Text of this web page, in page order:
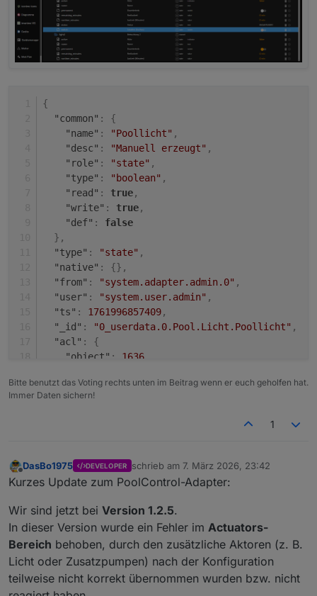
{
"common" :
{
"name" : "Poollicht" ,
"desc" : "Manuell erzeugt" ,
"role" : "state" ,
"type" : "boolean" ,
"read" : true,
"write" : true,
"def" :
false
} ,
"type" : "state" ,
"native" : {} ,
"from" : "system.adapter.admin.0" ,
"user" : "system.user.admin" ,
"ts" : 1761996857409,
"_id" : "0_userdata.0.Pool.Licht.Poollicht" ,
"acl" :
{
"object" : 1636
"owner" : "system.user.admin" ,
"ownerGroup"
Bitte benutzt das Voting rechts unten im Beitrag wenn er euch geholfen hat.
Immer Daten sichern!
1
DasBo1975 DEVELOPER schrieb am 7. März 2026, 23:42
zuletzt editiert von
Kurzes Update zum PoolControl-Adapter:
Wir sind jetzt bei Version 1.2.5.
In dieser Version wurde ein Fehler im Actuators-
Bereich behoben, durch den zusätzliche Aktoren (z. B.
Licht oder Zusatzpumpen) nach der Konfiguration
teilweise nicht korrekt übernommen wurden bzw. nicht